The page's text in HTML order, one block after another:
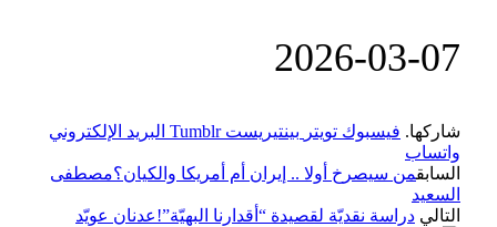
‎2026-‎03-‎07
شاركها. فيسبوك تويتر بينتيريست Tumblr البريد الإلكتروني
واتساب
السابقمن سيصرخ أولا .. إيران أم أمريكا والكيان؟مصطفى
السعيد
التالي دراسة نقديّة لقصيدة “أقدارنا البهيّة”!عدنان عويّد